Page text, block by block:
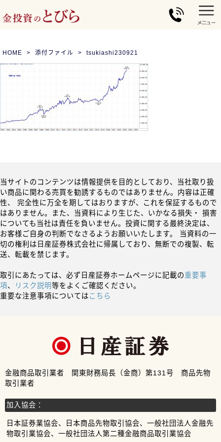
HOME 添付ファイル tsukiashi230921
当サイトのコンテンツは情報提供を目的としており、当社取り扱
い商品に関わる売買を勧誘するものではありません。内容は正確
性、 完全性に万全を期してはおりますが、これを保証するもので
はありません。また、当資料により生じた、いかなる損失・ 損害
についても当社は責任を負いません。投資に関する最終決定は、
お客様ご自身の判断でなさるようお願いいたします。 当資料の一
切の権利は日産証券株式会社に帰属しており、無断での複製、転
送、転載を禁じます。
取引にあたっては、必ず日産証券ホームページに記載の重要事
項、 リスク説明等をよくご確認ください。
重要な注意事項についてはこちら
金融商品取引業者 関東財務局長（金商）第131号 商品先物
取引業者
加入協会：
日本証券業協会、日本商品先物取引協会、一般社団法人金融先
物取引業協会、一般社団法人第二種金融商品取引業協会